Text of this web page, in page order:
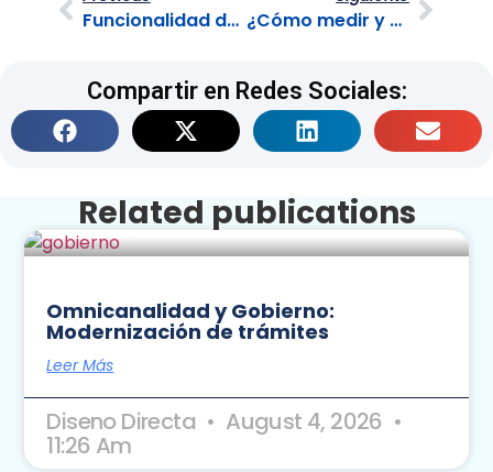
Funcionalidad de los chatbots y asistentes virtuales en la atención al cliente ¿Cómo medir y mejorar la satisfacción del cliente con los servicios?
Compartir en Redes Sociales:
Related publications
Omnicanalidad y Gobierno:
Modernización de trámites
Leer Más
Diseno Directa August 4, 2026
11:26 Am